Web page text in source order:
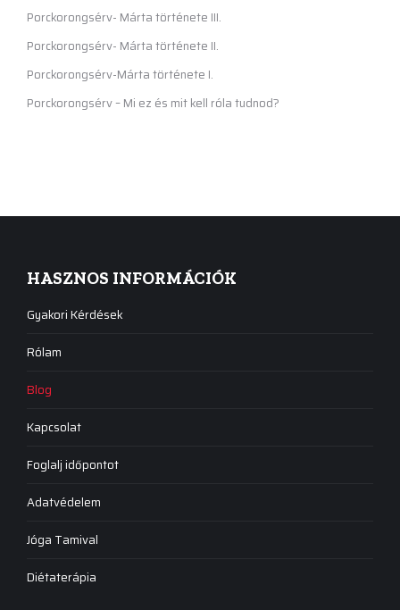
Porckorongsérv- Márta története III.
Porckorongsérv- Márta története II.
Porckorongsérv-Márta története I.
Porckorongsérv – Mi ez és mit kell róla tudnod?
HASZNOS INFORMÁCIÓK
Gyakori Kérdések
Rólam
Blog
Kapcsolat
Foglalj időpontot
Adatvédelem
Jóga Tamival
Diétaterápia